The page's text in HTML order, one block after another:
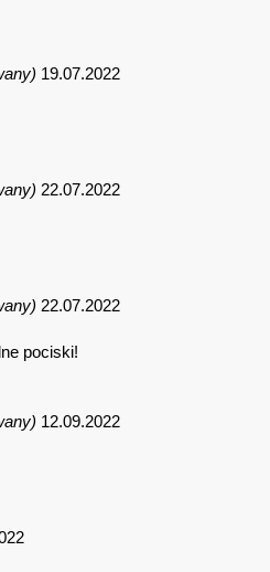
19.07.2022
22.07.2022
22.07.2022
pociski!
12.09.2022